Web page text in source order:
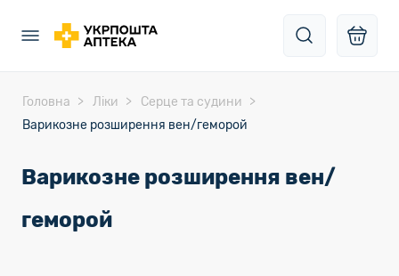
Головна Ліки
Серце та судини
Варикозне розширення вен/геморой
Варикозне розширення вен/
геморой